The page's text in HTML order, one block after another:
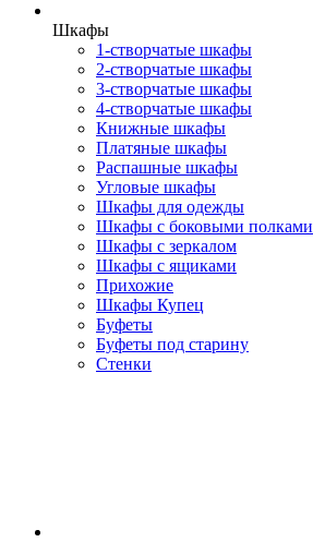
Шкафы
1-створчатые шкафы
2-створчатые шкафы
3-створчатые шкафы
4-створчатые шкафы
Книжные шкафы
Платяные шкафы
Распашные шкафы
Угловые шкафы
Шкафы для одежды
Шкафы с боковыми полками
Шкафы с зеркалом
Шкафы с ящиками
Прихожие
Шкафы Купец
Буфеты
Буфеты под старину
Стенки